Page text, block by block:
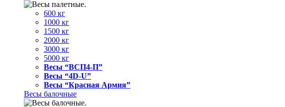
600 кг
1000 кг
1500 кг
2000 кг
3000 кг
5000 кг
Весы “ВСП4-П”
Весы “4D-U”
Весы “Красная Армия”
Весы балочные